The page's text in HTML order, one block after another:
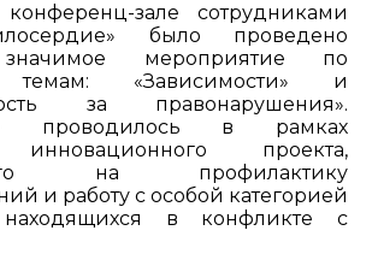
зале сотрудниками
было проведено
мероприятие по
темам: «Зависимости» и
за правонарушения».
проводилось в рамках
инновационного проекта,
на профилактику
и работу с особой категорией
находящихся в конфликте с